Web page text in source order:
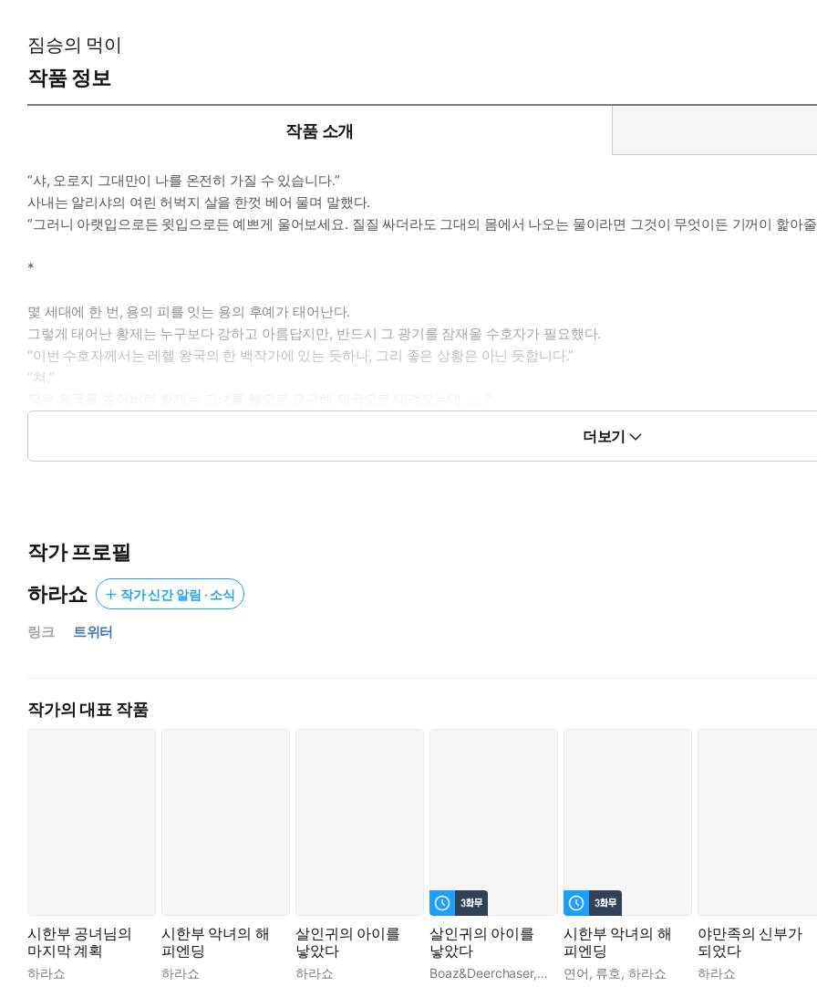
짐승의 먹이
작품 정보
작품 소개
“샤, 오로지 그대만이 나를 온전히 가질 수 있습니다.”
사내는 알리샤의 여린 허벅지 살을 한껏 베어 물며 말했다.
“그러니 아랫입으로든 윗입으로든 예쁘게 울어보세요. 질질 싸더라도 그대의 몸에서 나오는 물이라면 그것이 무엇이든 기꺼이 핥아
*
몇 세대에 한 번, 용의 피를 잇는 용의 후예가 태어난다.
그렇게 태어난 황제는 누구보다 강하고 아름답지만, 반드시 그 광기를 잠재울 수호자가 필요했다.
“이번 수호자께서는 레헬 왕국의 한 백작가에 있는 듯하나, 그리 좋은 상황은 아닌 듯합니다.”
“쳐.”
표지 일러스트 By JYUN(@jyunjjyun)
더보기
작가 프로필
하라쇼
작가 신간 알림 · 소식
링크 트위터
작가의 대표 작품
시한부 공녀님의
마지막 계획
하라쇼
시한부 악녀의 해
피엔딩
하라쇼
살인귀의 아이를
낳았다
하라쇼
살인귀의 아이를
낳았다
Boaz&Deerchaser, 기선,하라쇼
시한부 악녀의 해
피엔딩
연어, 류호, 하라쇼
야만족의 신부가
되었다
하라쇼